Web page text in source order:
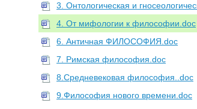
3. Онтологическая и
4. От мифологии к философии.doc
6. Античная ФИЛОСОФИЯ.doc
7. Римская философия.doc
8.Средневековая философия..doc
9.Философия нового времени.doc